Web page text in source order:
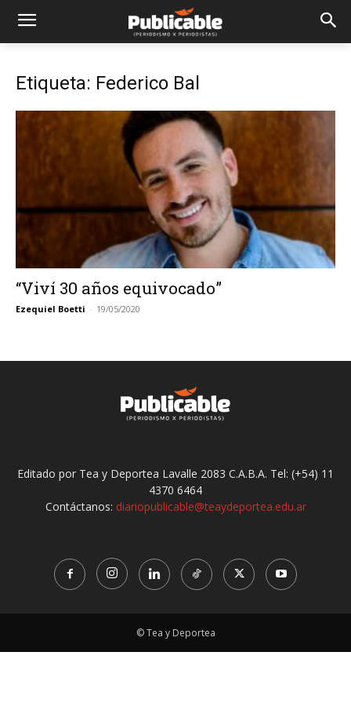
Etiqueta: Federico Bal
“Viví 30 años equivocado”
Ezequiel Boetti - 19/05/2020
Editado por Tea y Deportea Lavalle 2083 C.A.B.A. Tel: (+54) 11
4370 6464
Contáctanos: diariopublicable@teaydeportea.edu.ar
© Tea y Deportea